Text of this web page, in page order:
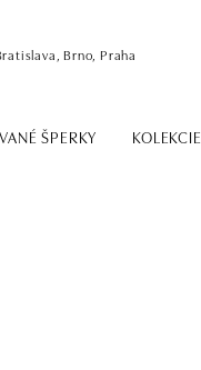
Brno, Praha
ŠPERKY KOLEKCIE